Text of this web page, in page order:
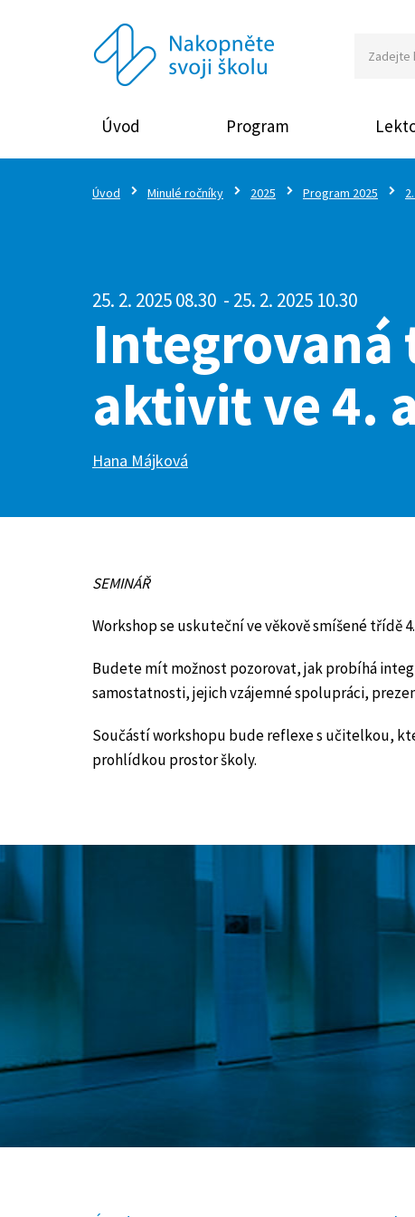
Úvod Program
Úvod Minulé ročníky 2025 Program 2025
25. 2. 2025 08.30 - 25. 2. 2025 10.30
Integrovaná
aktivit ve 4.
Hana Májková
SEMINÁŘ
Workshop se uskuteční ve věkově smíšené třídě
Budete mít možnost pozorovat, jak probíhá
samostatnosti, jejich vzájemné spolupráci,
Součástí workshopu bude reflexe s učitelkou,
prohlídkou prostor školy.